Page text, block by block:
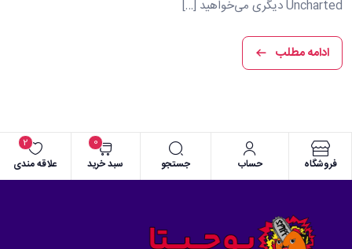
Uncharted دیگری می‌خواهید […]
ادامه مطلب
فروشگاه حساب جستجو سبد خرید
0
علاقه مندی
2